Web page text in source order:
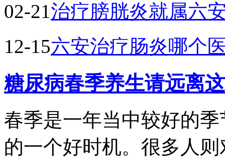
02-21治疗膀胱炎就属六
12-15六安治疗肠炎哪个
糖尿病春季养生请远离
春季是一年当中较好的
的一个好时机。很多人